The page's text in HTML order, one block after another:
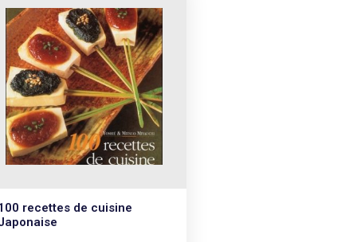
recettes de cuisine